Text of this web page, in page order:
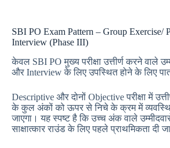
SBI PO Exam Pattern – Group Exercise/
Interview (Phase III)
केवल SBI PO मुख्य परीक्षा उत्तीर्ण करने वाले
और Interview के लिए उपस्थित होने के लिए
Descriptive और दोनों Objective परीक्षा में
के कुल अंकों को ऊपर से निचे के क्रम में
जाएगा। यह स्पष्ट है कि उच्च अंक वाले
साक्षात्कार राउंड के लिए पहले प्राथमिकता दी